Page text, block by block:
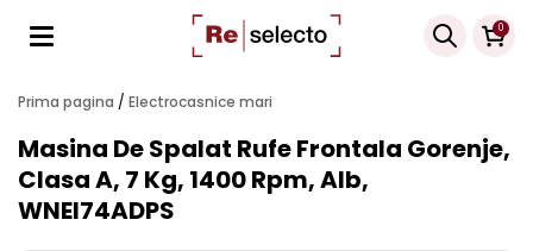
0
Products
search
Prima pagina / Electrocasnice mari
Masina De Spalat Rufe Frontala Gorenje,
Clasa A, 7 Kg, 1400 Rpm, Alb,
WNEI74ADPS